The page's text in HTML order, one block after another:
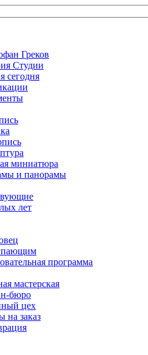
Греков
Студии
сегодня
миниатюра
и панорамы
лет
программа
мастерская
бюро
цех
на заказ